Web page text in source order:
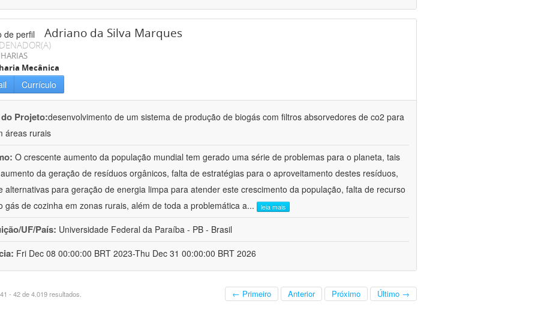
Adriano da Silva Marques
Mecânica
Currículo
Projeto:desenvolvimento de um sistema de produção de biogás com filtros absorvedores de co2 para
áreas rurais
O crescente aumento da população mundial tem gerado uma série de problemas para o planeta, tais
da geração de resíduos orgânicos, falta de estratégias para o aproveitamento destes resíduos,
alternativas para geração de energia limpa para atender este crescimento da população, falta de recurso
gás de cozinha em zonas rurais, além de toda a problemática a... leia mais
UF/País: Universidade Federal da Paraíba - PB - Brasil
Fri Dec 08 00:00:00 BRT 2023-Thu Dec 31 00:00:00 BRT 2026
- 42 de 4.019 resultados. ← Primeiro Anterior Próximo Último →